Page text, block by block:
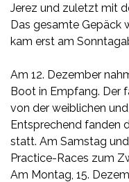
Jerez und zuletzt mit
Das gesamte Gepäck
kam erst am
Am 12. Dezember
Boot in Empfang. Der
von der weiblichen
Entsprechend fanden
statt. Am Samstag
Practice-Races zum
Am Montag, 15.